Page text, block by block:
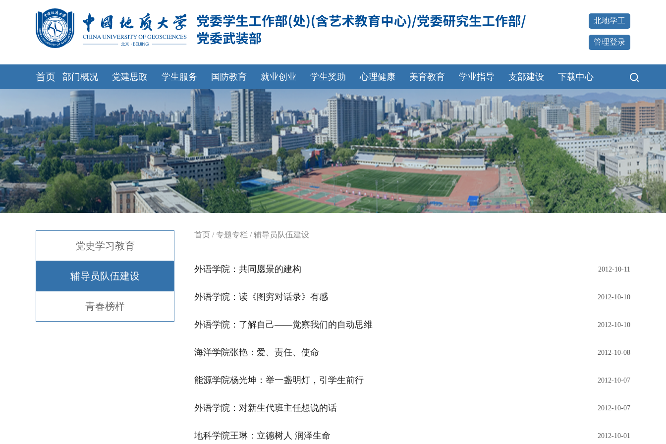
北地学工
管理登录
首页 部门概况 党建思政 学生服务 国防教育 就业创业 学生奖助 心理健康 美育教育 学业指导 支部建设 下载中心
党史学习教育
辅导员队伍建设
青春榜样
首页 /专题专栏 /辅导员队伍建设
外语学院：共同愿景的建构 2012-10-11
外语学院：读《图穷对话录》有感 2012-10-10
外语学院：了解自己——觉察我们的自动思维 2012-10-10
海洋学院张艳：爱、责任、使命 2012-10-08
能源学院杨光坤：举一盏明灯，引学生前行 2012-10-07
外语学院：对新生代班主任想说的话 2012-10-07
地科学院王琳：立德树人 润泽生命 2012-10-01